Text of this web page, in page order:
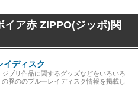
イア赤 ZIPPO(ジッポ)関
イディスク
ブリ作品に関するグッズなどをいろいろ
豚ののブルーレイディスク情報を掲載し